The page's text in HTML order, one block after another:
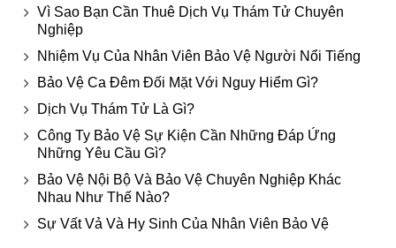
Vì Sao Bạn Cần Thuê Dịch Vụ Thám Tử Chuyên
Nghiệp
Nhiệm Vụ Của Nhân Viên Bảo Vệ Người Nổi Tiếng
Bảo Vệ Ca Đêm Đối Mặt Với Nguy Hiểm Gì?
Dịch Vụ Thám Tử Là Gì?
Công Ty Bảo Vệ Sự Kiện Cần Những Đáp Ứng
Những Yêu Cầu Gì?
Bảo Vệ Nội Bộ Và Bảo Vệ Chuyên Nghiệp Khác
Nhau Như Thế Nào?
Sự Vất Vả Và Hy Sinh Của Nhân Viên Bảo Vệ